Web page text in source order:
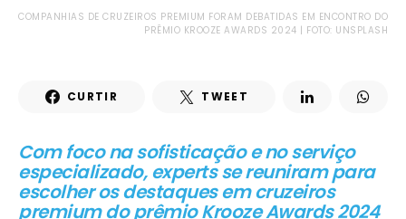
COMPANHIAS DE CRUZEIROS PREMIUM FORAM DEBATIDAS EM ENCONTRO DO
PRÊMIO KROOZE AWARDS 2024 | FOTO: UNSPLASH
CURTIR TWEET
Com foco na sofisticação e no serviço
especializado, experts se reuniram para
escolher os destaques em cruzeiros
premium do prêmio Krooze Awards 2024